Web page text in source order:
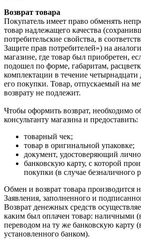
Возврат товара
Покупатель имеет право обменять
товар надлежащего качества
потребительские свойства, в
Защите прав потребителей») на
магазине, где товар был приобретен,
подошел по форме, габаритам,
комплектации в течение четырнадцати
его покупки. Товар, отпускаемый на
возврату не подлежит.
Чтобы оформить возврат, необходимо
консультанту магазина и предоставить:
товарный чек;
товар в оригинальной упаковке;
документ, удостоверяющий
банковскую карту, с которой
покупки (в случае безналичного
Обмен и возврат товара производится
Заявления, заполненного и
Возврат денежных средств
каким был оплачен товар: наличными
переводом на ту же банковскую карту
установленного банком).